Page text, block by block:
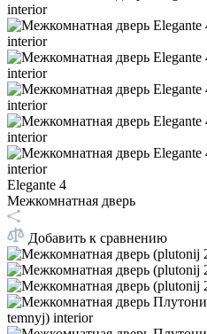
Elegante 4
Межкомнатная дверь
Добавить к сравнению